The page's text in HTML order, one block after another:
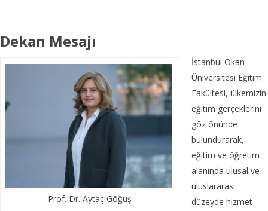
Dekan Mesajı
Prof. Dr. Aytaç Göğüş
İstanbul Okan
Üniversitesi Eğitim
Fakültesi, ülkemizin
eğitim gerçeklerini
göz önünde
bulundurarak,
eğitim ve öğretim
alanında ulusal ve
uluslararası
düzeyde hizmet